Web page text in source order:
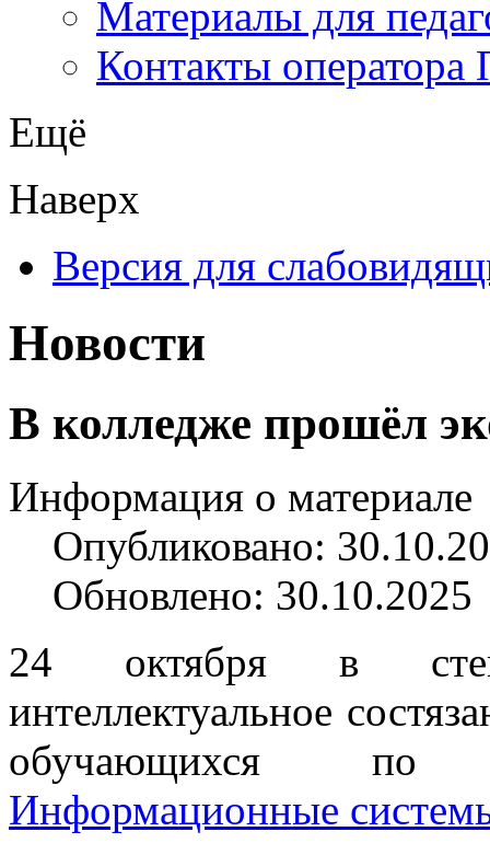
Материалы для
Контакты оператора
Ещё
Наверх
Версия для
Новости
В колледже прошёл
Информация о материале
Опубликовано:
Обновлено: 30.10.2025
24 октября в
интеллектуальное
обучающихся по
Информационные